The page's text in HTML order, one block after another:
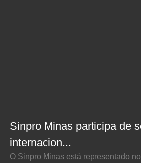
Sinpro Minas participa de
internacion...
O Sinpro Minas está representado